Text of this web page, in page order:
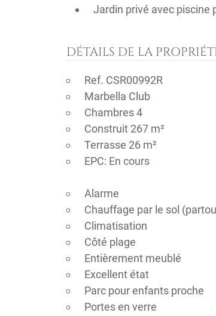
Jardin privé avec piscine
DÉTAILS DE LA
Ref. CSR00992R
Marbella Club
Chambres 4
Construit 267 m²
Terrasse 26 m²
EPC: En cours
Alarme
Chauffage par le sol
Climatisation
Côté plage
Entièrement meublé
Excellent état
Parc pour enfants proche
Portes en verre